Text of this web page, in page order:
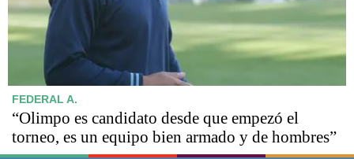
FEDERAL A.
“Olimpo es candidato desde que empezó el
torneo, es un equipo bien armado y de hombres”